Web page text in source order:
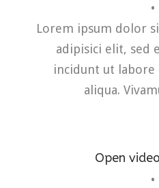
•
Lorem ipsum dolor
adipisici elit, sed
incidunt ut labore
aliqua.
Open
•